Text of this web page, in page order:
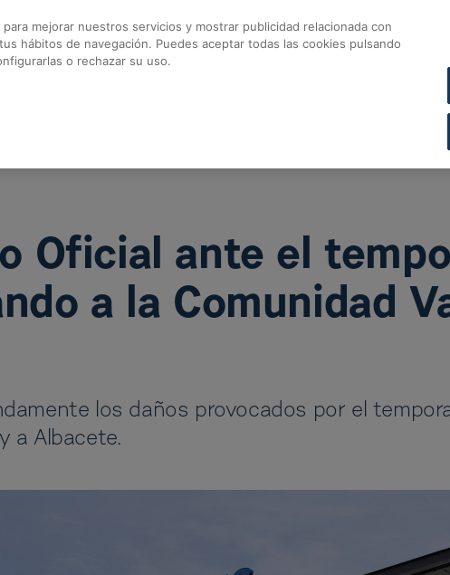
CONTACTO COFARES SECCIÓN
ante el
Oficial ante el
a la Comunidad
los daños provocados por el
a Albacete.
mejorar nuestros servicios y mostrar publicidad relacionada con
hábitos de navegación. Puedes aceptar todas las cookies pulsando
o rechazar su uso.